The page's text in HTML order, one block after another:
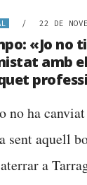
/ 22 DE
«Jo no
amb
no ha
sent aquell
a